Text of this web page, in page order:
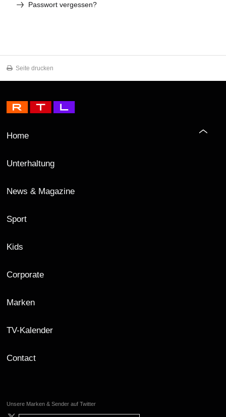
Passwort vergessen?
Seite drucken
Home
Unterhaltung
News & Magazine
Sport
Kids
Corporate
Marken
TV-Kalender
Contact
Unsere Marken & Sender auf Twitter